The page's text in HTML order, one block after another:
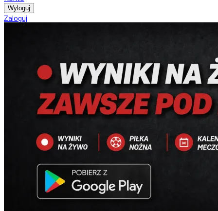
Wyloguj
Zaloguj